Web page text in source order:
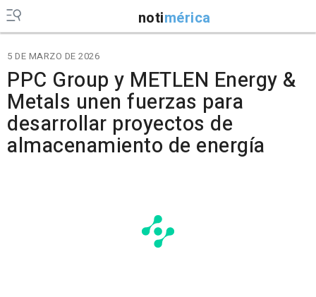
notimérica
5 DE MARZO DE 2026
PPC Group y METLEN Energy &
Metals unen fuerzas para
desarrollar proyectos de
almacenamiento de energía